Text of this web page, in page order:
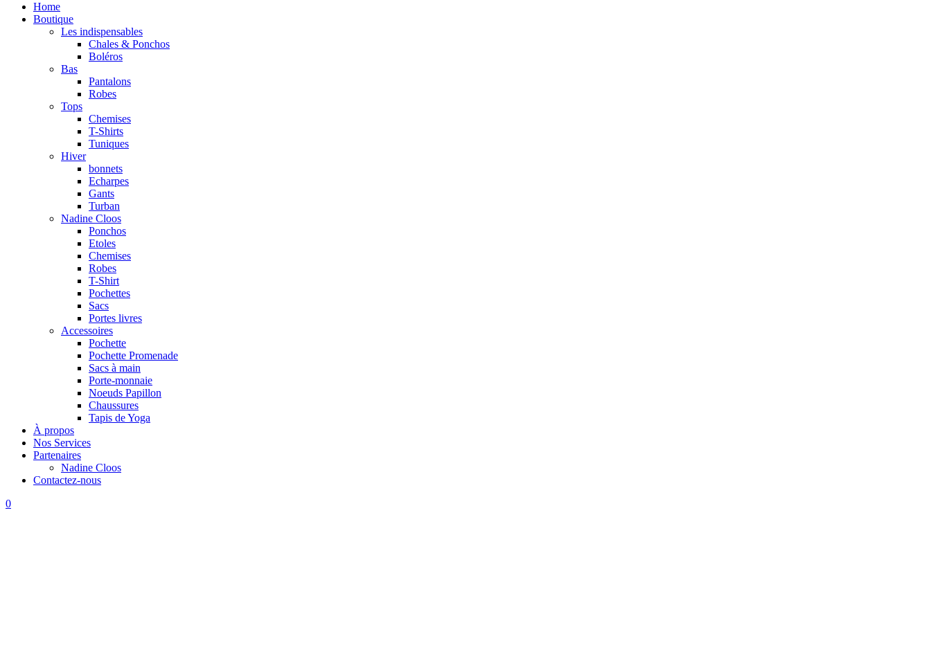
Home
Boutique
Les indispensables
Chales & Ponchos
Boléros
Bas
Pantalons
Robes
Tops
Chemises
T-Shirts
Tuniques
Hiver
bonnets
Echarpes
Gants
Turban
Nadine Cloos
Ponchos
Etoles
Chemises
Robes
T-Shirt
Pochettes
Sacs
Portes livres
Accessoires
Pochette
Pochette Promenade
Sacs à main
Porte-monnaie
Noeuds Papillon
Chaussures
Tapis de Yoga
À propos
Nos Services
Partenaires
Nadine Cloos
Contactez-nous
0